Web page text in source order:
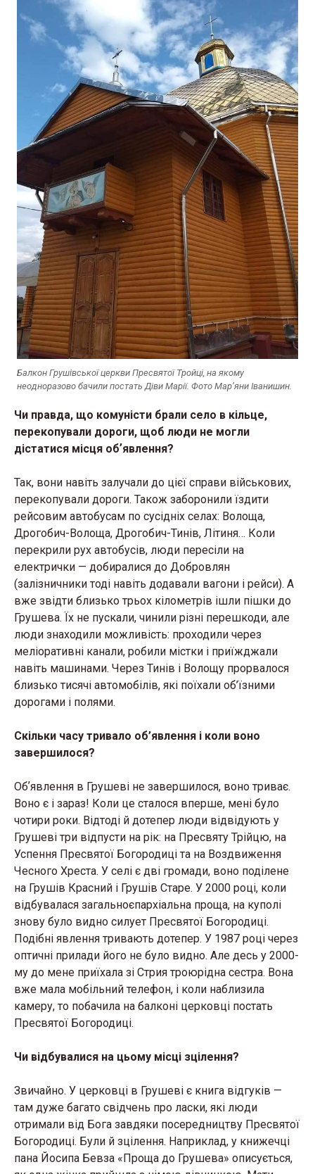
Балкон Грушівської церкви Пресвятої Тройці, на якому
неодноразово бачили постать Діви Марії. Фото Мар’яни Іванишин.
Чи правда, що комуністи брали село в кільце,
перекопували дороги, щоб люди не могли
дістатися місця обʼявлення?
Так, вони навіть залучали до цієї справи військових,
перекопували дороги. Також заборонили їздити
рейсовим автобусам по сусідніх селах: Волоща,
Дрогобич-Волоща, Дрогобич-Тинів, Літиня… Коли
перекрили рух автобусів, люди пересіли на
електрички — добиралися до Добровлян
(залізничники тоді навіть додавали вагони і рейси). А
вже звідти близько трьох кілометрів ішли пішки до
Грушева. Їх не пускали, чинили різні перешкоди, але
люди знаходили можливість: проходили через
меліоративні канали, робили містки і приїжджали
навіть машинами. Через Тинів і Волощу прорвалося
близько тисячі автомобілів, які поїхали об’їзними
дорогами і полями.
Скільки часу тривало об’явлення і коли воно
завершилося?
Обʼявлення в Грушеві не завершилося, воно триває.
Воно є і зараз! Коли це сталося вперше, мені було
чотири роки. Відтоді й дотепер люди відвідують у
Грушеві три відпусти на рік: на Пресвяту Трійцю, на
Успення Пресвятої Богородиці та на Воздвиження
Чесного Хреста. У селі є дві громади, воно поділене
на Грушів Красний і Грушів Старе. У 2000 році, коли
відбувалася загальноєпархіальна проща, на куполі
знову було видно силует Пресвятої Богородиці.
Подібні явлення тривають дотепер. У 1987 році через
оптичні прилади його не було видно. Але десь у 2000-
му до мене приїхала зі Стрия троюрідна сестра. Вона
вже мала мобільний телефон, і коли наблизила
камеру, то побачила на балконі церковці постать
Пресвятої Богородиці.
Чи відбувалися на цьому місці зцілення?
Звичайно. У церковці в Грушеві є книга відгуків —
там дуже багато свідчень про ласки, які люди
отримали від Бога завдяки посередництву Пресвятої
Богородиці. Були й зцілення. Наприклад, у книжечці
пана Йосипа Бевза «Проща до Грушева» описується,